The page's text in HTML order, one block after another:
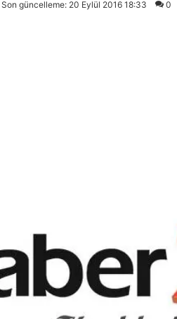
Son güncelleme: 20 Eylül 2016 18:33 0